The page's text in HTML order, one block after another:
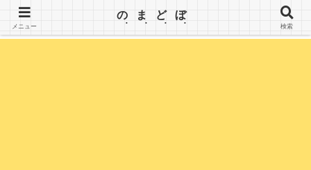
【のまどぼ】手が届くセミリタイア生活・アーリーリタイア・週３日働いて、半分休む。wifiとPC
を持って、場所にこだわらずノマド生活を楽しみます。
メニュー
のまどぼ
検索